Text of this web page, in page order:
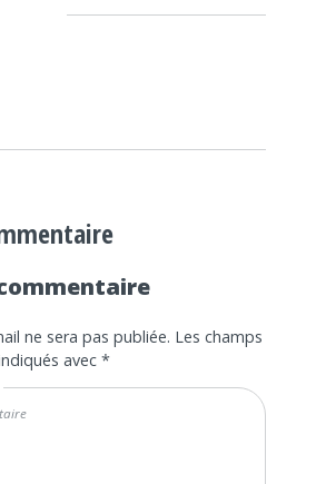
ne sera pas publiée. Les champs
avec *